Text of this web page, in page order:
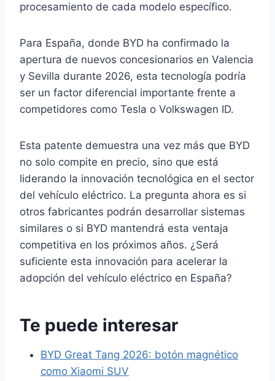
procesamiento de cada modelo específico.
Para España, donde BYD ha confirmado la
apertura de nuevos concesionarios en Valencia
y Sevilla durante 2026, esta tecnología podría
ser un factor diferencial importante frente a
competidores como Tesla o Volkswagen ID.
Esta patente demuestra una vez más que BYD
no solo compite en precio, sino que está
liderando la innovación tecnológica en el sector
del vehículo eléctrico. La pregunta ahora es si
otros fabricantes podrán desarrollar sistemas
similares o si BYD mantendrá esta ventaja
competitiva en los próximos años. ¿Será
suficiente esta innovación para acelerar la
adopción del vehículo eléctrico en España?
Te puede interesar
BYD Great Tang 2026: botón magnético
como Xiaomi SUV